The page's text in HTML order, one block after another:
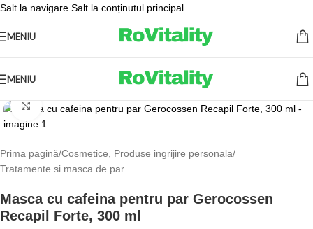
Salt la navigare Salt la conținutul principal
MENIU
MENIU
Fă clic pentru a mări
Prima pagină/Cosmetice, Produse ingrijire personala/
Tratamente si masca de par
Masca cu cafeina pentru par Gerocossen
Recapil Forte, 300 ml